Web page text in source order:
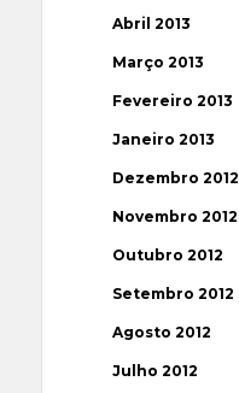
Abril 2013
Março 2013
Fevereiro 2013
Janeiro 2013
Dezembro 2012
Novembro 2012
Outubro 2012
Setembro 2012
Agosto 2012
Julho 2012